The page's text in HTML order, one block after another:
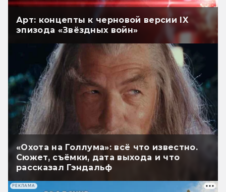
Арт: концепты к черновой версии IX
эпизода «Звёздных войн»
«Охота на Голлума»: всё что известно.
Сюжет, съёмки, дата выхода и что
рассказал Гэндальф
РЕКЛАМА